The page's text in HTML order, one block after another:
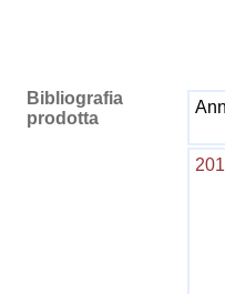
Bibliografia
prodotta